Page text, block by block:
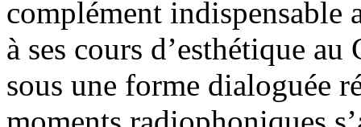
complément indispensable
à ses cours d’esthétique
sous une forme dialoguée